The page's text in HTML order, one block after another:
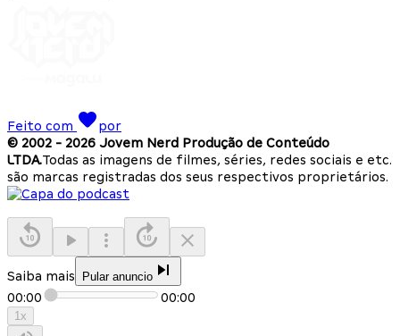
Feito com
por
© 2002 - 2026 Jovem Nerd Produção de Conteúdo
LTDA.Todas as imagens de filmes, séries, redes sociais e etc.
são marcas registradas dos seus respectivos proprietários.
Saiba mais Pular anuncio
00:00 00:00
1x